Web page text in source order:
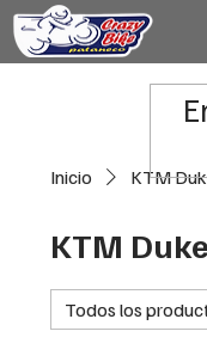
Inicio KTM
KTM
Todos los